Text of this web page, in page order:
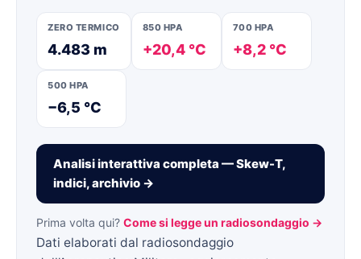
ZERO TERMICO
4.483 m
850 HPA
+20,4 °C
700 HPA
+8,2 °C
500 HPA
−6,5 °C
Analisi interattiva completa — Skew-T,
indici, archivio →
Prima volta qui? Come si legge un radiosondaggio →
Dati elaborati dal radiosondaggio